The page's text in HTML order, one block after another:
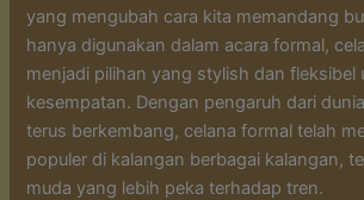
yang mengubah cara kita memandang
hanya digunakan dalam acara formal,
menjadi pilihan yang stylish dan fleksibel
kesempatan. Dengan pengaruh dari
terus berkembang, celana formal telah
populer di kalangan berbagai kalangan,
muda yang lebih peka terhadap tren.